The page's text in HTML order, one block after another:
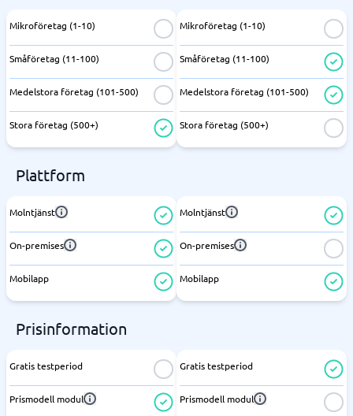
Mikroföretag (1-10)
Småföretag (11-100)
Medelstora företag (101-500)
Stora företag (500+)
Mikroföretag (1-10)
Småföretag (11-100)
Medelstora företag (101-500)
Stora företag (500+)
Plattform
Molntjänst
On-premises
Mobilapp
Molntjänst
On-premises
Mobilapp
Prisinformation
Gratis testperiod
Prismodell modul
Gratis testperiod
Prismodell modul